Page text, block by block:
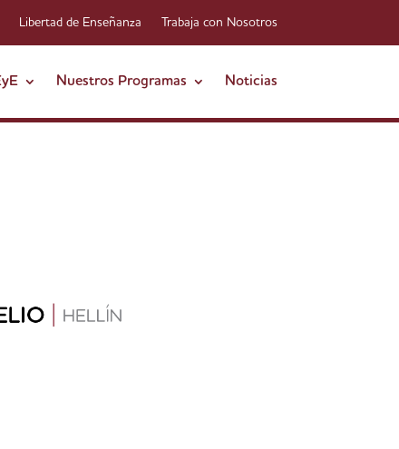
Libertad de Enseñanza Trabaja con Nosotros
Nuestros Programas Noticias